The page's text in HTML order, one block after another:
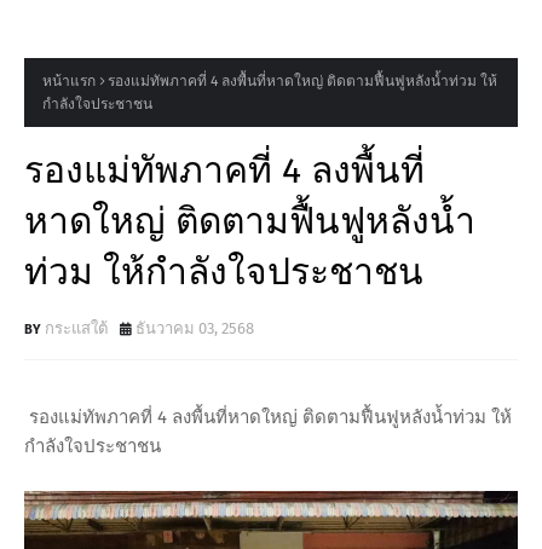
หน้าแรก
รองแม่ทัพภาคที่ 4 ลงพื้นที่หาดใหญ่ ติดตามฟื้นฟูหลังน้ำท่วม ให้
กำลังใจประชาชน
รองแม่ทัพภาคที่ 4 ลงพื้นที่
หาดใหญ่ ติดตามฟื้นฟูหลังน้ำ
ท่วม ให้กำลังใจประชาชน
กระแสใต้ ธันวาคม 03, 2568
รองแม่ทัพภาคที่ 4 ลงพื้นที่หาดใหญ่ ติดตามฟื้นฟูหลังน้ำท่วม ให้
กำลังใจประชาชน